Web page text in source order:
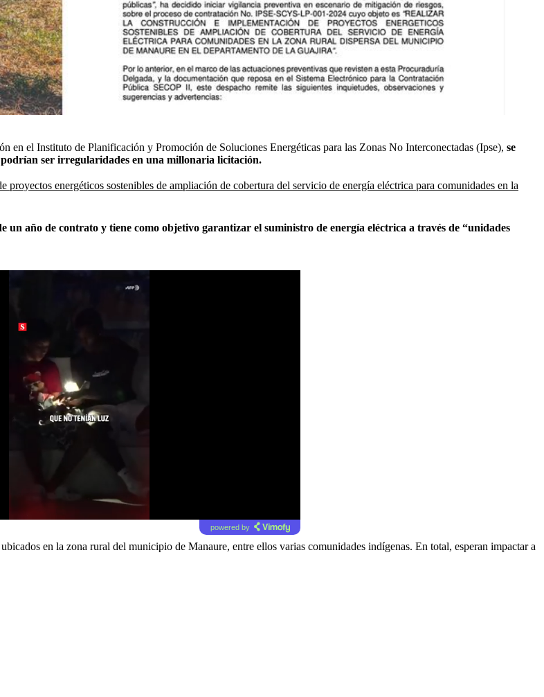
en el Instituto de Planificación y Promoción de Soluciones Energéticas para las Zonas No Interconectadas (Ipse), se
ser irregularidades en una millonaria licitación.
proyectos energéticos sostenibles de ampliación de cobertura del servicio de energía eléctrica para comunidades en la
un año de contrato y tiene como objetivo garantizar el suministro de energía eléctrica a través de “unidades
powered by
en la zona rural del municipio de Manaure, entre ellos varias comunidades indígenas. En total, esperan impactar a